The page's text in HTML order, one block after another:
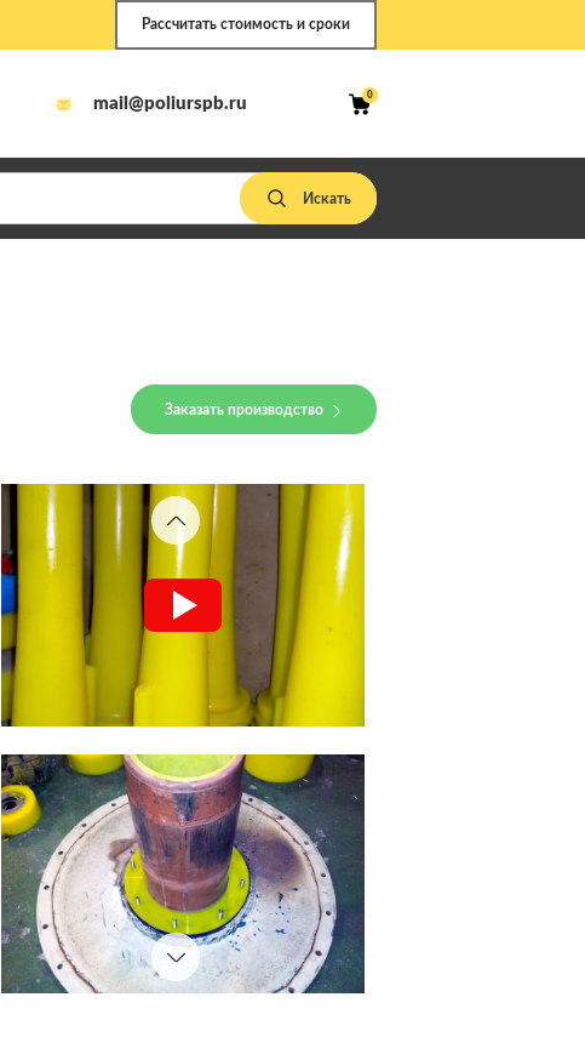
Рассчитать стоимость и сроки
mail@poliurspb.ru 0
Заказать производство